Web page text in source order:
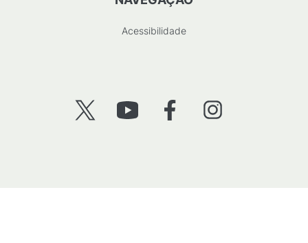
Acessibilidade